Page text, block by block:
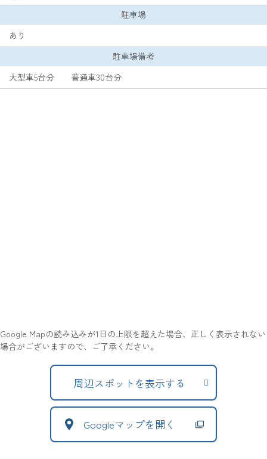
駐車場
あり
駐車場備考
大型車5台分 普通車30台分
Google Mapの読み込みが1日の上限を超えた場合、正しく表示されない
場合がございますので、ご了承ください。
周辺スポットを表示する
Googleマップを開く